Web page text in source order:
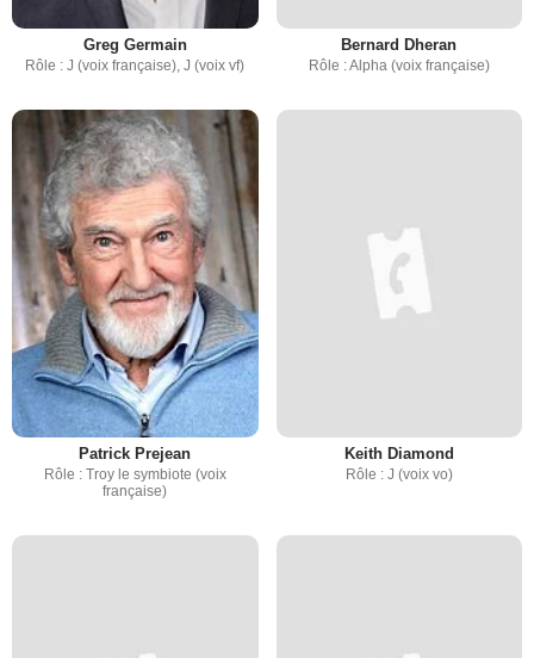
Greg Germain
Rôle : J (voix française), J (voix vf)
Bernard Dheran
Rôle : Alpha (voix française)
Patrick Prejean
Rôle : Troy le symbiote (voix
française)
Keith Diamond
Rôle : J (voix vo)